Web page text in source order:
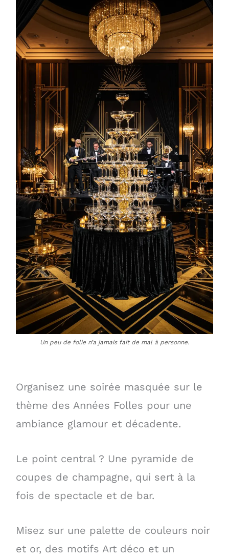
Un peu de folie n’a jamais fait de mal à personne.
Organisez une soirée masquée sur le
thème des Années Folles pour une
ambiance glamour et décadente.
Le point central ? Une pyramide de
coupes de champagne, qui sert à la
fois de spectacle et de bar.
Misez sur une palette de couleurs noir
et or, des motifs Art déco et un